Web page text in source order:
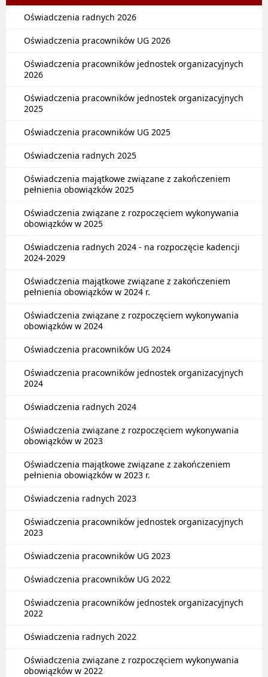
Oświadczenia radnych 2026
Oświadczenia pracowników UG 2026
Oświadczenia pracowników jednostek organizacyjnych
2026
Oświadczenia pracowników jednostek organizacyjnych
2025
Oświadczenia pracowników UG 2025
Oświadczenia radnych 2025
Oświadczenia majątkowe związane z zakończeniem
pełnienia obowiązków 2025
Oświadczenia związane z rozpoczęciem wykonywania
obowiązków w 2025
Oświadczenia radnych 2024 - na rozpoczęcie kadencji
2024-2029
Oświadczenia majątkowe związane z zakończeniem
pełnienia obowiązków w 2024 r.
Oświadczenia związane z rozpoczęciem wykonywania
obowiązków w 2024
Oświadczenia pracowników UG 2024
Oświadczenia pracowników jednostek organizacyjnych
2024
Oświadczenia radnych 2024
Oświadczenia związane z rozpoczęciem wykonywania
obowiązków w 2023
Oświadczenia majątkowe związane z zakończeniem
pełnienia obowiązków w 2023 r.
Oświadczenia radnych 2023
Oświadczenia pracowników jednostek organizacyjnych
2023
Oświadczenia pracowników UG 2023
Oświadczenia pracowników UG 2022
Oświadczenia pracowników jednostek organizacyjnych
2022
Oświadczenia radnych 2022
Oświadczenia związane z rozpoczęciem wykonywania
obowiązków w 2022